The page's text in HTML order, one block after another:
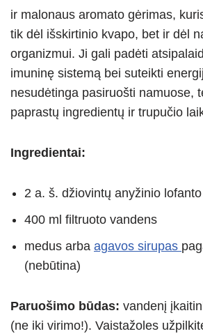
ir malonaus aromato gėrimas,
tik dėl išskirtinio kvapo, bet ir dėl
organizmui. Ji gali padėti
imuninę sistemą bei suteikti
nesudėtinga pasiruošti namuose,
paprastų ingredientų ir trupučio
Ingredientai:
2 a. š. džiovintų anyžinio
400 ml filtruoto vandens
medus arba agavos sirupas
(nebūtina)
Paruošimo būdas: vandenį
(ne iki virimo!). Vaistažoles